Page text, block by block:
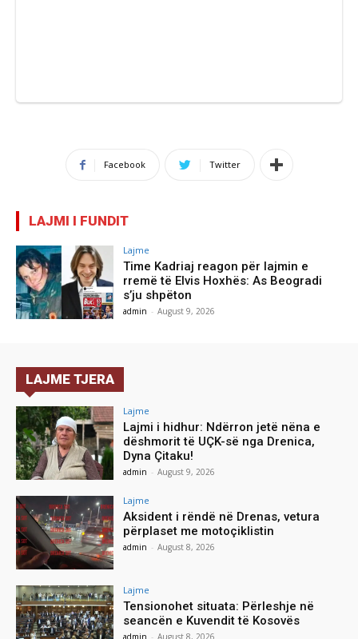
Facebook Twitter
LAJMI I FUNDIT
Lajme
Time Kadriaj reagon për lajmin e
rremë të Elvis Hoxhës: As Beogradi
s’ju shpëton
admin - August 9, 2026
LAJME TJERA
Lajme
Lajmi i hidhur: Ndërron jetë nëna e
dëshmorit të UÇK-së nga Drenica,
Dyna Çitaku!
admin - August 9, 2026
Lajme
Aksident i rëndë në Drenas, vetura
përplaset me motoçiklistin
admin - August 8, 2026
Lajme
Tensionohet situata: Përleshje në
seancën e Kuvendit të Kosovës
admin - August 8, 2026